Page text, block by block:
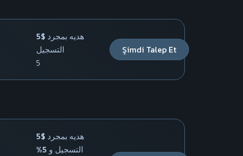
5$ هديه بمجرد
التسجيل
5
Şimdi Talep Et
5$ هديه بمجرد
التسجيل و 5%